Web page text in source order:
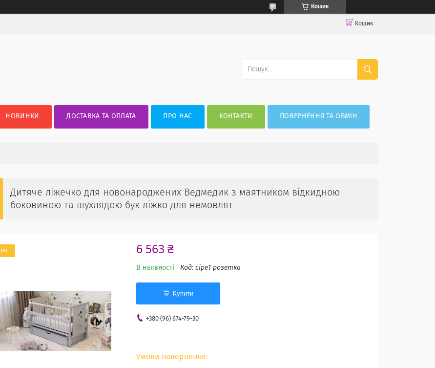
Кошик
Кошик
НОВИНКИ ДОСТАВКА ТА ОПЛАТА ПРО НАС КОНТАКТИ ПОВЕРНЕННЯ ТА ОБМІН
Дитяче ліжечко для новонароджених Ведмедик з маятником відкидною
боковиною та шухлядою бук ліжко для немовлят
Топ 6 563 ₴
В наявності Код: сіре1 розетка
Купити
+380 (96) 674-79-30